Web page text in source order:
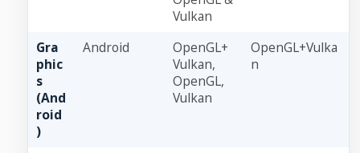
Vulkan
Gra
phic
s
(And
roid
)
Android
OpenGL+
Vulkan,
OpenGL,
Vulkan
OpenGL+Vulka
n